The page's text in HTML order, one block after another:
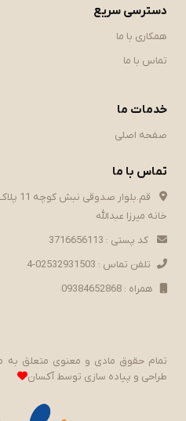
دسترسی سریع
همکاری با ما
تماس با ما
خدمات ما
صفحه اصلی
تماس با ما
خانه میرزا عبدالله
کد پستی : 3716656113
تلفن تماس : 02532931503-4
همراه : 09384652868
تمام حقوق مادی و معنوی متعلق به
طراحی و پیاده سازی توسطآکسان